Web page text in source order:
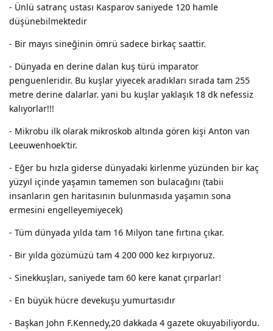
- Ünlü satranç ustası Kasparov saniyede 120 hamle
düşünebilmektedir
- Bir mayıs sineğinin ömrü sadece birkaç saattir.
- Dünyada en derine dalan kuş türü imparator
penguenleridir. Bu kuşlar yiyecek aradıkları sırada tam 255
metre derine dalarlar. yani bu kuşlar yaklaşık 18 dk nefessiz
kalıyorlar!!!
- Mikrobu ilk olarak mikroskob altında gören kişi Anton van
Leeuwenhoek'tir.
- Eğer bu hızla giderse dünyadaki kirlenme yüzünden bir kaç
yüzyıl içinde yaşamın tamemen son bulacağını (tabii
insanların gen haritasının bulunmasıda yaşamın sona
ermesini engelleyemiyecek)
- Tüm dünyada yılda tam 16 Milyon tane fırtına çıkar.
- Bir yılda gözümüzü tam 4 200 000 kez kırpıyoruz.
- Sinekkuşları, saniyede tam 60 kere kanat çırparlar!
- En büyük hücre devekuşu yumurtasıdır
- Başkan John F.Kennedy,20 dakkada 4 gazete okuyabiliyordu.